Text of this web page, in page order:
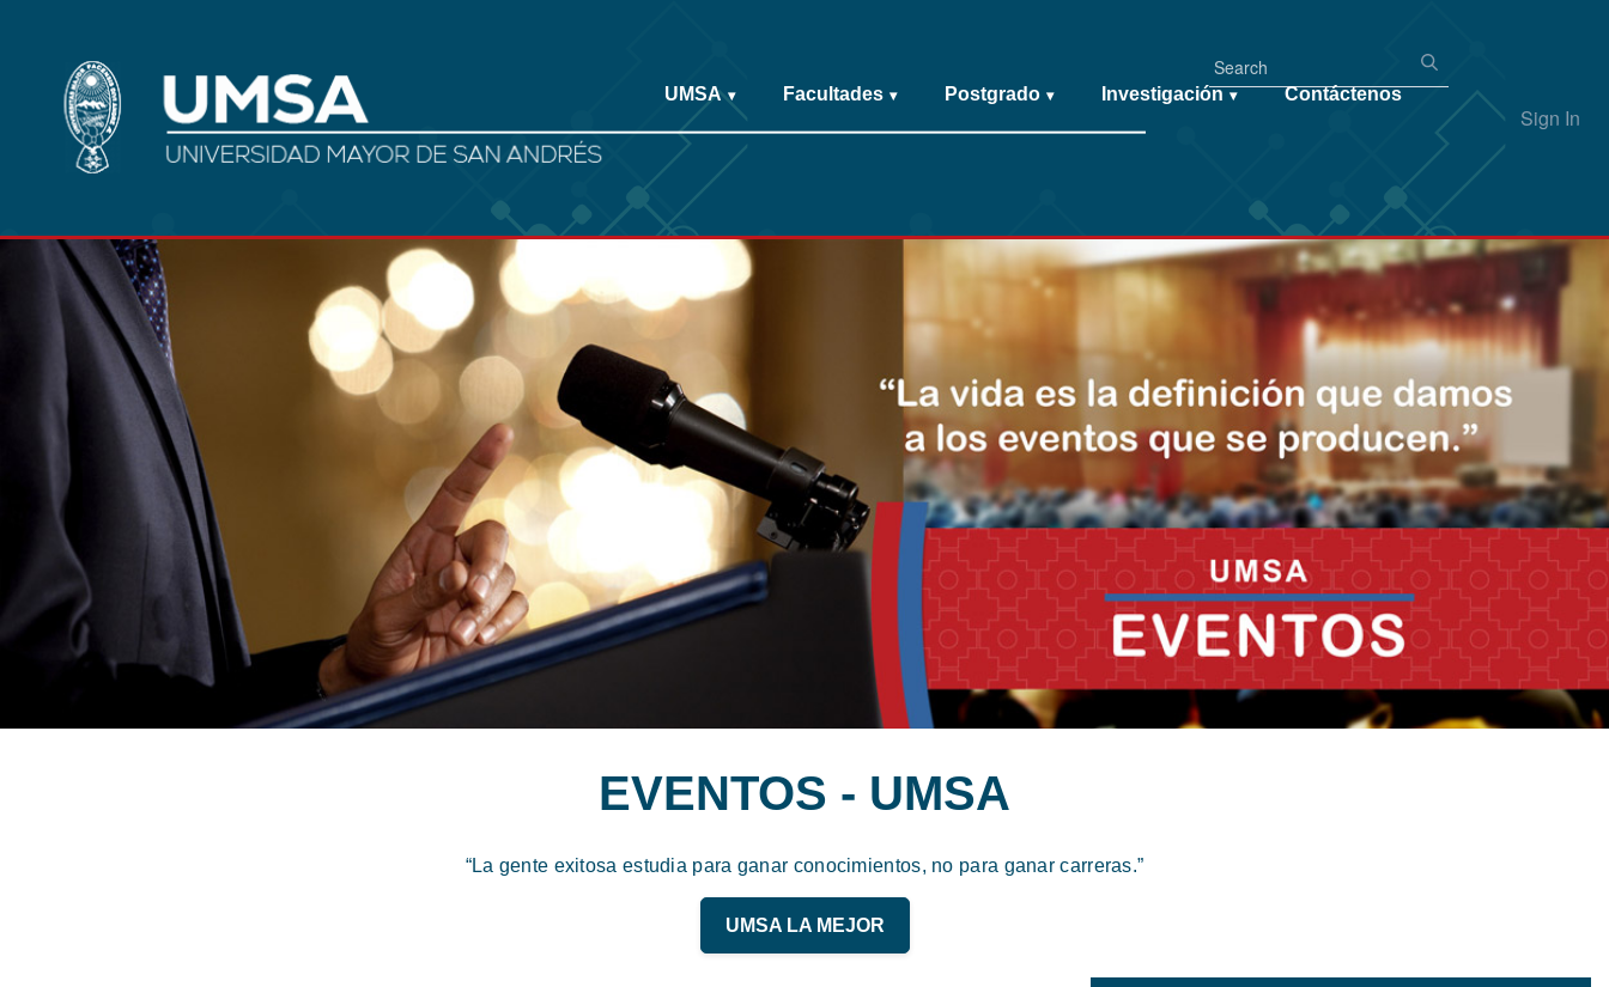
Sign In
UMSA ▾ Facultades ▾ Postgrado ▾ Investigación ▾ Contáctenos
EVENTOS - UMSA
“La gente exitosa estudia para ganar conocimientos, no para ganar carreras.”
UMSA LA MEJOR